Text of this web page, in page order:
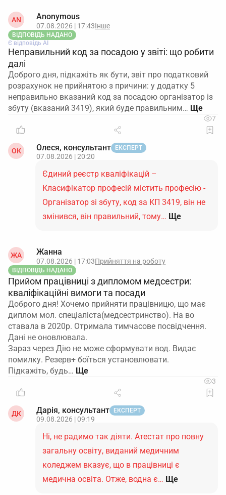
AN Anonymous
07.08.2026 | 17:43Інше
ВІДПОВІДЬ НАДАНО
Є відповідь АІ
Неправильний код за посадою у звіті: що робити
далі
Доброго дня, підкажіть як бути, звіт про податковий
розрахунок не прийнятою з причини: у додатку 5
неправильно вказаний код за посадою організатор із
збуту (вказаний 3419), який буде правильним…
7
ОК Олеся, консультант ЕКСПЕРТ
07.08.2026 | 20:20
Єдиний реєстр кваліфікацій –
Класифікатор професій містить професію -
Організатор зі збуту, код за КП 3419, він не
змінився, він правильний, тому… Ще
ЖА Жанна
07.08.2026 | 17:03Прийняття на роботу
ВІДПОВІДЬ НАДАНО
Прийом працівниці з дипломом медсестри:
кваліфікаційні вимоги та посади
Доброго дня! Хочемо прийняти працівницю, що має
диплом мол. спеціаліста(медсестринство). На во
ставала в 2020р. Отримала тимчасове посвідчення.
Дані не оновлювала.
Зараз через Дію не може сформувати вод. Видає
помилку. Резерв+ боїться установлювати.
Підкажіть, будь…
3
ДК Дарія, консультант ЕКСПЕРТ
09.08.2026 | 09:19
Ні, не радимо так діяти. Атестат про повну
загальну освіту, виданий медичним
коледжем вказує, що в працівниці є
медична освіта. Отже, водна є… Ще